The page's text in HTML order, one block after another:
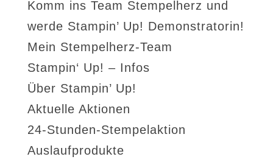
Komm ins Team Stempelherz und
werde Stampin’ Up! Demonstratorin!
Mein Stempelherz-Team
Stampin‘ Up! – Infos
Über Stampin’ Up!
Aktuelle Aktionen
24-Stunden-Stempelaktion
Auslaufprodukte